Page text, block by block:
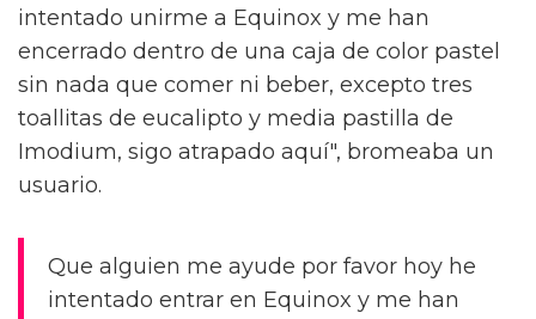
intentado unirme a Equinox y me han
encerrado dentro de una caja de color pastel
sin nada que comer ni beber, excepto tres
toallitas de eucalipto y media pastilla de
Imodium, sigo atrapado aquí", bromeaba un
usuario.
Que alguien me ayude por favor hoy he
intentado entrar en Equinox y me han